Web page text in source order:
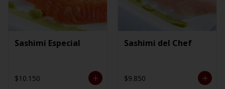
Sashimi Especial
$10.150
Sashimi del Chef
$9.850